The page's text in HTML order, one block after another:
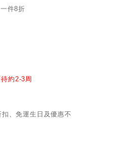
件8折
約2-3周
、免運生日及優惠不